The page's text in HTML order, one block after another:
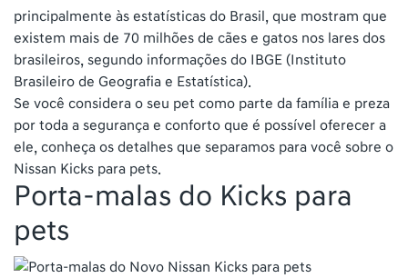
principalmente às estatísticas do Brasil, que mostram que
existem mais de 70 milhões de cães e gatos nos lares dos
brasileiros, segundo informações do IBGE (Instituto
Brasileiro de Geografia e Estatística).
Se você considera o seu pet como parte da família e preza
por toda a segurança e conforto que é possível oferecer a
ele, conheça os detalhes que separamos para você sobre o
Nissan Kicks para pets.
Porta-malas do Kicks para
pets